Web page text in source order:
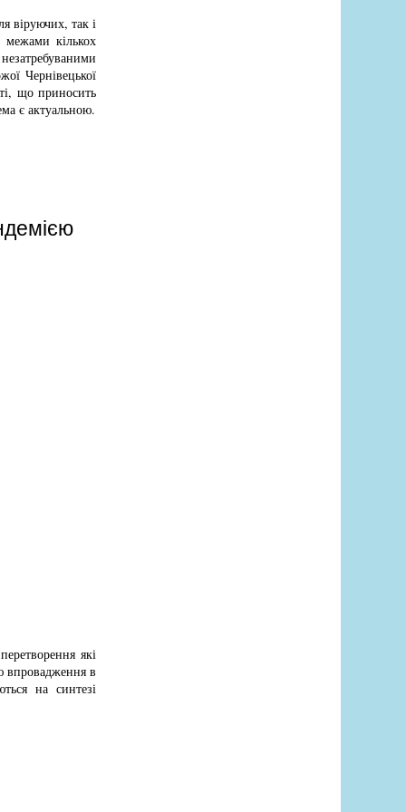
віруючих, так і
межами кількох
Чернівецької
що приносить
є актуальною.
які
впровадження в
на синтезі